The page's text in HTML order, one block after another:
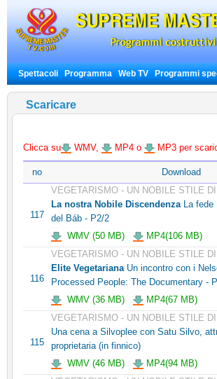
Spettacoli Programma Web TV Programmi
Scaricare
Clicca su WMV, MP4 o MP3 per
no Download
117
VEGETARISMO - UN NOBILE STILE
La nostra Nobile DiscendenzaLa fede
del Báb - P2/2
WMV (50 MB)
MP4(106 MB)
116
VEGETARISMO - UN NOBILE STILE
Elite VegetarianaUn incontro con i
Processed People: The Documentary -
WMV (36 MB)
MP4(67 MB)
115
VEGETARISMO - UN NOBILE STILE
Una cena a Silvoplee con Satu Silvo,
proprietaria (in finnico)
WMV (46 MB)
MP4(94 MB)